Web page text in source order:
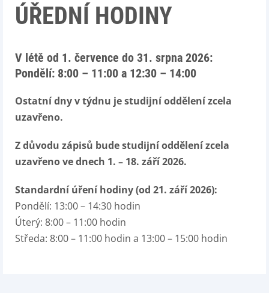
ÚŘEDNÍ HODINY
V létě od 1. července do 31. srpna 2026:
Pondělí: 8:00 – 11:00 a 12:30 – 14:00
Ostatní dny v týdnu je studijní oddělenízcela
uzavřeno.
Z důvodu zápisů bude studijní oddělenízcela
uzavřeno ve dnech 1. – 18. září 2026.
Standardní úření hodiny (od 21. září 2026):
Pondělí: 13:00 – 14:30 hodin
Úterý: 8:00 – 11:00 hodin
Středa: 8:00 – 11:00 hodin a 13:00 – 15:00 hodin